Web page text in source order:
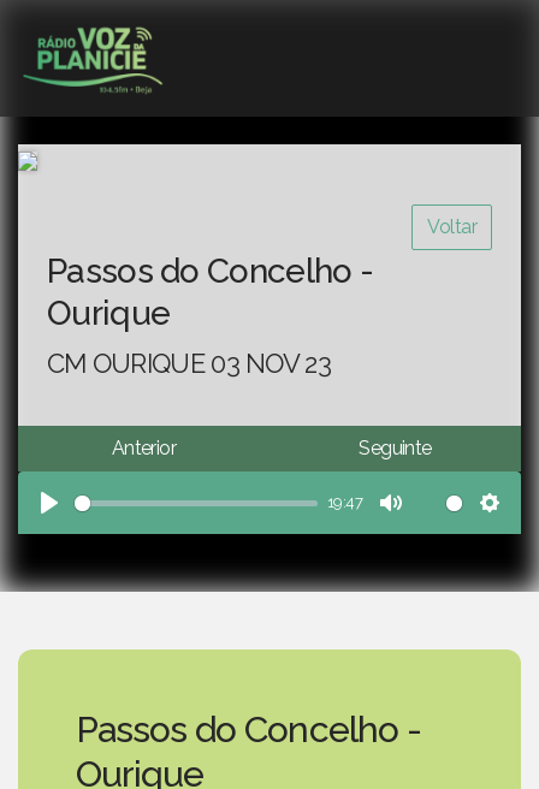
Voltar
Passos do Concelho -
Ourique
CM OURIQUE 03 NOV 23
Anterior Seguinte
Play
19:47
Mute
Passos do Concelho -
Ourique